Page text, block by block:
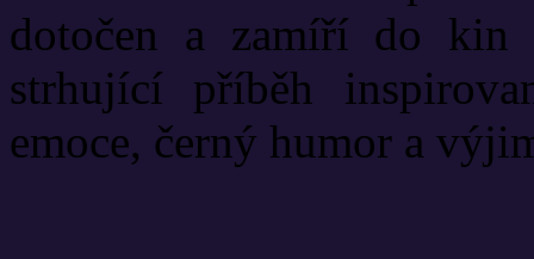
dotočen a zamíří do kin
strhující příběh
emoce, černý humor a